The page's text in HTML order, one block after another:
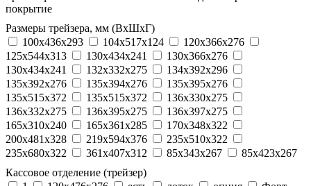
покрытие
Размеры трейзера, мм (ВхШхГ)
100x436x293
104х517х124
120x366x276
125x544x313
130x434x241
130х366х276
130х434х241
132x332x275
134x392x296
135x392x276
135x394x276
135x395x276
135x515x372
135х515х372
136x330x275
136x332x275
136x395x275
136x397x275
165x310x240
165x361x285
170x348x322
200x481x328
219x594x376
235x510x322
235x680x322
361x407x312 85x343x267
85x423x267
Кассовое отделение (трейзер)